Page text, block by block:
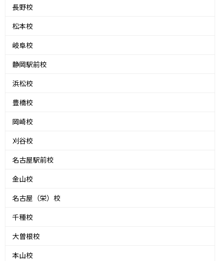
長野校
松本校
岐阜校
静岡駅前校
浜松校
豊橋校
岡崎校
刈谷校
名古屋駅前校
金山校
名古屋（栄）校
千種校
大曽根校
本山校